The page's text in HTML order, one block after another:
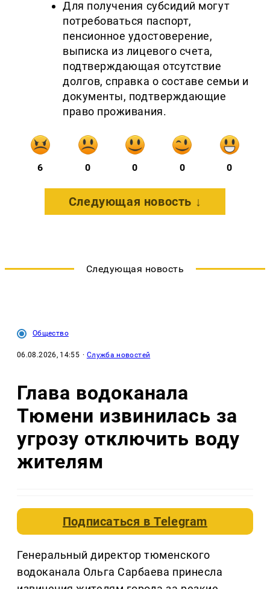
Для получения субсидий могут
потребоваться паспорт,
пенсионное удостоверение,
выписка из лицевого счета,
подтверждающая отсутствие
долгов, справка о составе семьи и
документы, подтверждающие
право проживания.
6 0 0 0 0
Следующая новость ↓
Следующая новость
Общество
06.08.2026, 14:55 · Служба новостей
Глава водоканала
Тюмени извинилась за
угрозу отключить воду
жителям
Подписаться вTelegram
Генеральный директор тюменского
водоканала Ольга Сарбаева принесла